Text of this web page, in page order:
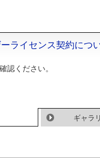
ライセンス契約につ
認ください。
ギャラ